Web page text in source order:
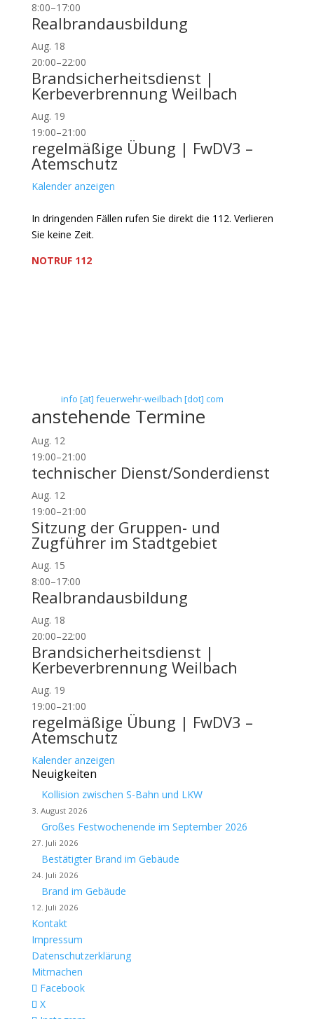
8:00–17:00
Realbrandausbildung
Aug. 18
20:00–22:00
Brandsicherheitsdienst |
Kerbeverbrennung Weilbach
Aug. 19
19:00–21:00
regelmäßige Übung | FwDV3 –
Atemschutz
Kalender anzeigen
In dringenden Fällen rufen Sie direkt die 112. Verlieren
Sie keine Zeit.
NOTRUF 112
info [at] feuerwehr-weilbach [dot] com
anstehende Termine
Aug. 12
19:00–21:00
technischer Dienst/Sonderdienst
Aug. 12
19:00–21:00
Sitzung der Gruppen- und
Zugführer im Stadtgebiet
Aug. 15
8:00–17:00
Realbrandausbildung
Aug. 18
20:00–22:00
Brandsicherheitsdienst |
Kerbeverbrennung Weilbach
Aug. 19
19:00–21:00
regelmäßige Übung | FwDV3 –
Atemschutz
Kalender anzeigen
Neuigkeiten
Kollision zwischen S-Bahn und LKW
3. August 2026
Großes Festwochenende im September 2026
27. Juli 2026
Bestätigter Brand im Gebäude
24. Juli 2026
Brand im Gebäude
12. Juli 2026
Kontakt
Impressum
Datenschutzerklärung
Mitmachen
Facebook
X